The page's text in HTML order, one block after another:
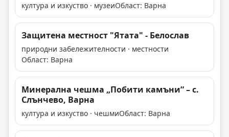
култура и изкуство · музеиОбласт: Варна
Защитена местност "Ятата" - Белослав
природни забележителности · местности
Област: Варна
Минерална чешма „Побити камъни“ – с.
Слънчево, Варна
култура и изкуство · чешмиОбласт: Варна